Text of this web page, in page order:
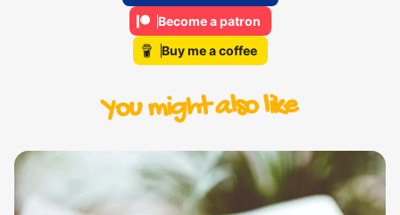
Become a patron
Buy me a coffee
You might also like